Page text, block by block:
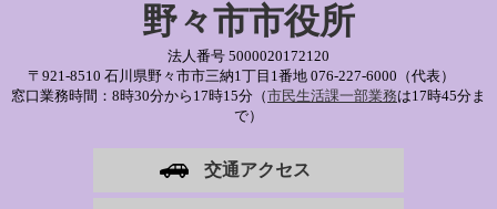
野々市市役所
法人番号 5000020172120
〒921-8510 石川県野々市市三納1丁目1番地 076-227-6000（代表）
窓口業務時間：8時30分から17時15分（市民生活課一部業務は17時45分ま
で）
交通アクセス